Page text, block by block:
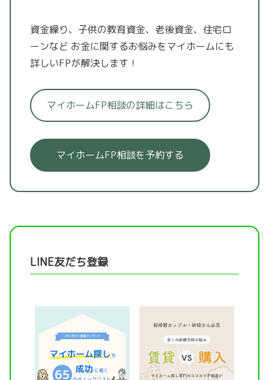
資金繰り、子供の教育資金、老後資金、住宅ロ
ーンなど お金に関するお悩みをマイホームにも
詳しいFPが解決します！
マイホームFP相談の詳細はこちら
マイホームFP相談を予約する
LINE友だち登録